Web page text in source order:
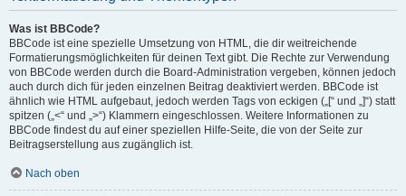
Was ist BBCode?
BBCode ist eine spezielle Umsetzung von HTML, die dir weitreichende
Formatierungsmöglichkeiten für deinen Text gibt. Die Rechte zur Verwendung
von BBCode werden durch die Board-Administration vergeben, können jedoch
auch durch dich für jeden einzelnen Beitrag deaktiviert werden. BBCode ist
ähnlich wie HTML aufgebaut, jedoch werden Tags von eckigen („[“ und „]“) statt
spitzen („<“ und „>“) Klammern eingeschlossen. Weitere Informationen zu
BBCode findest du auf einer speziellen Hilfe-Seite, die von der Seite zur
Beitragserstellung aus zugänglich ist.
Nach oben